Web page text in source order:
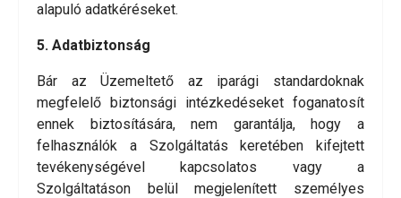
alapuló adatkéréseket.
5. Adatbiztonság
Bár az Üzemeltető az iparági standardoknak
megfelelő biztonsági intézkedéseket foganatosít
ennek biztosítására, nem garantálja, hogy a
felhasználók a Szolgáltatás keretében kifejtett
tevékenységével kapcsolatos vagy a
Szolgáltatáson belül megjelenített személyes